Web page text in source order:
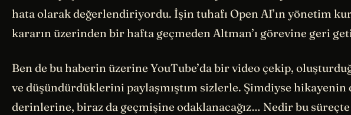
hata olarak değerlendiriyordu. İşin tuhafı Open AI’ın yönetim
kararın üzerinden bir hafta geçmeden Altman’ı görevine geri
Ben de bu haberin üzerine YouTube’da bir video çekip,
ve düşündürdüklerini paylaşmıştım sizlerle. Şimdiyse hikayenin
derinlerine, biraz da geçmişine odaklanacağız… Nedir bu süreçte